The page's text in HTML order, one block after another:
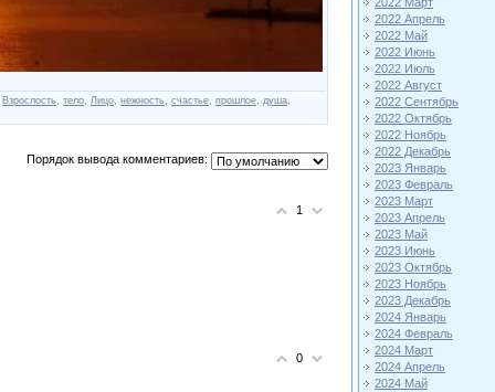
Взрослость тело Лицо нежность счастье прошлое душа
Порядок вывода комментариев:
1
0
2022 Апрель
2022 Май
2022 Июнь
2022 Июль
2022 Август
2022 Сентябрь
2022 Октябрь
2022 Ноябрь
2022 Декабрь
2023 Январь
2023 Февраль
2023 Март
2023 Апрель
2023 Май
2023 Июнь
2023 Октябрь
2023 Ноябрь
2023 Декабрь
2024 Январь
2024 Февраль
2024 Март
2024 Апрель
2024 Май